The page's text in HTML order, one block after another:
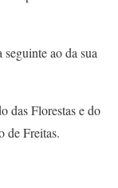
ao da sua
das Florestas e do
de Freitas.